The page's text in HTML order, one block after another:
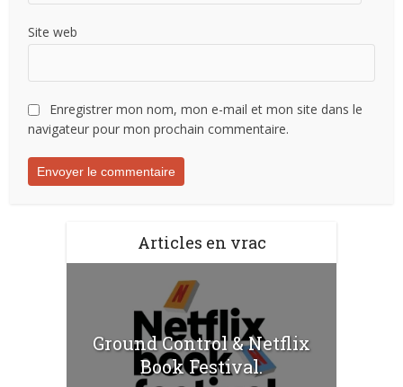
Site web
Enregistrer mon nom, mon e-mail et mon site dans le
navigateur pour mon prochain commentaire.
Articles en vrac
Ground Control & Netflix
Book Festival.